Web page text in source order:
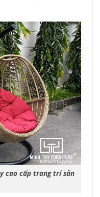
cao cấp trang trí sân